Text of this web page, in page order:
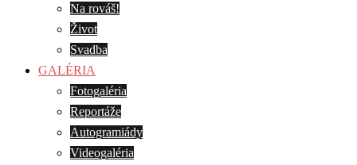
Na rováš!
Život
Svadba
GALÉRIA
Fotogaléria
Reportáže
Autogramiády
Videogaléria